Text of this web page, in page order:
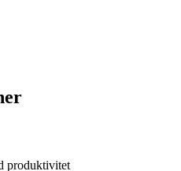
produktivitet